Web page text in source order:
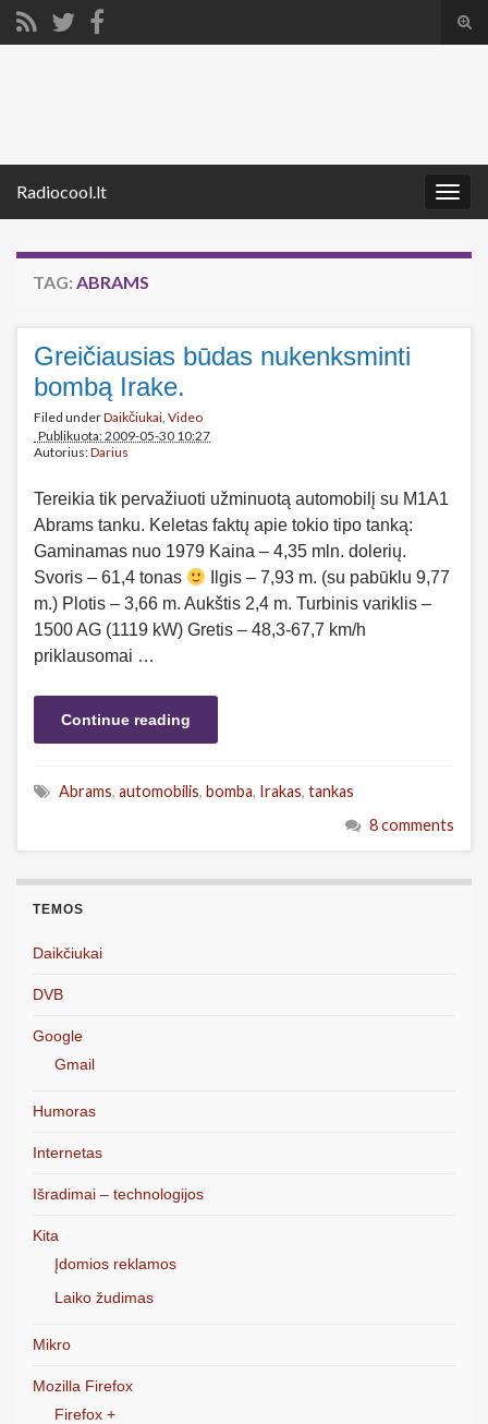
Radiocool.lt
TAG: ABRAMS
Greičiausias būdas nukenksminti
bombą Irake.
Filed underDaikčiukai, Video
Publikuota: 2009-05-30 10:27
Autorius:Darius
Tereikia tik pervažiuoti užminuotą automobilį su M1A1
Abrams tanku. Keletas faktų apie tokio tipo tanką:
Gaminamas nuo 1979 Kaina – 4,35 mln. dolerių.
Svoris – 61,4 tonas
Ilgis – 7,93 m. (su pabūklu 9,77
m.) Plotis – 3,66 m. Aukštis 2,4 m. Turbinis variklis –
1500 AG (1119 kW) Gretis – 48,3-67,7 km/h
priklausomai …
Continue reading
Abrams, automobilis, bomba, Irakas, tankas
8 comments
TEMOS
Daikčiukai
DVB
Google
Gmail
Humoras
Internetas
Išradimai – technologijos
Kita
Įdomios reklamos
Laiko žudimas
Mikro
Mozilla Firefox
Firefox +